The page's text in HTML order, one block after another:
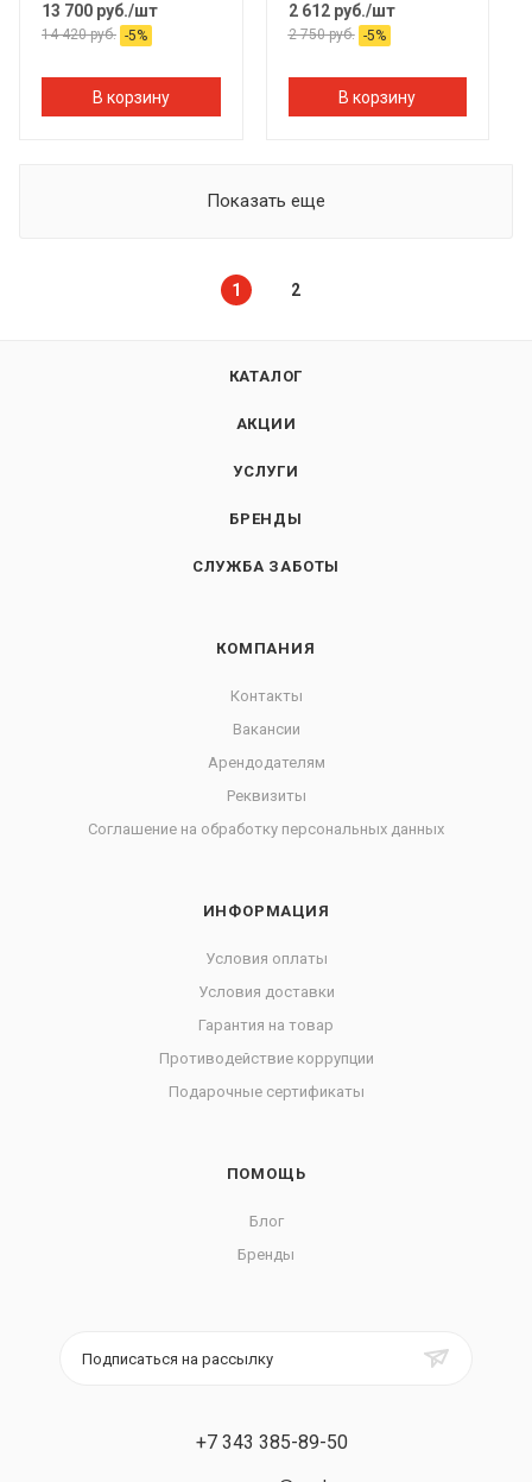
13 700 руб./шт
14 420руб. -5%
В корзину
2 612руб./шт
2 750руб. -5%
В корзину
Показать еще
1 2
КАТАЛОГ
АКЦИИ
УСЛУГИ
БРЕНДЫ
СЛУЖБА ЗАБОТЫ
КОМПАНИЯ
Контакты
Вакансии
Арендодателям
Реквизиты
Соглашение на обработку персональных данных
ИНФОРМАЦИЯ
Условия оплаты
Условия доставки
Гарантия на товар
Противодействие коррупции
Подарочные сертификаты
ПОМОЩЬ
Блог
Бренды
Подписаться на рассылку
+7 343 385-89-50